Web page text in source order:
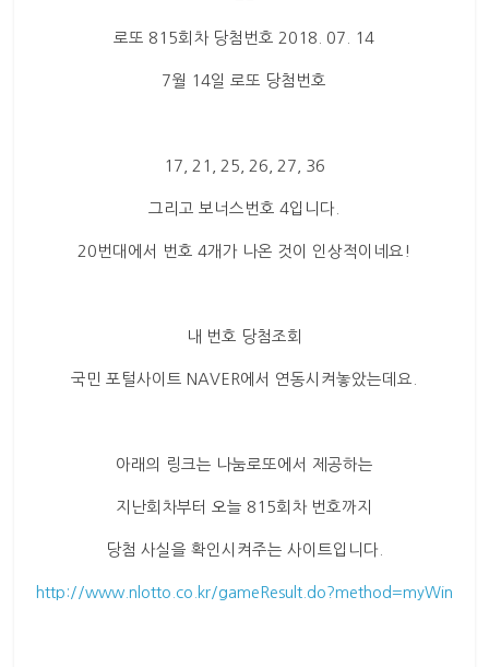
로또 815회차 당첨번호 2018. 07. 14
7월 14일 로또 당첨번호
17, 21, 25, 26, 27, 36
그리고 보너스번호 4입니다.
20번대에서 번호 4개가 나온 것이 인상적이네요!
내 번호 당첨조회
국민 포털사이트 NAVER에서 연동시켜놓았는데요.
아래의 링크는 나눔로또에서 제공하는
지난회차부터 오늘 815회차 번호까지
당첨 사실을 확인시켜주는 사이트입니다.
http://www.nlotto.co.kr/gameResult.do?method=myWin